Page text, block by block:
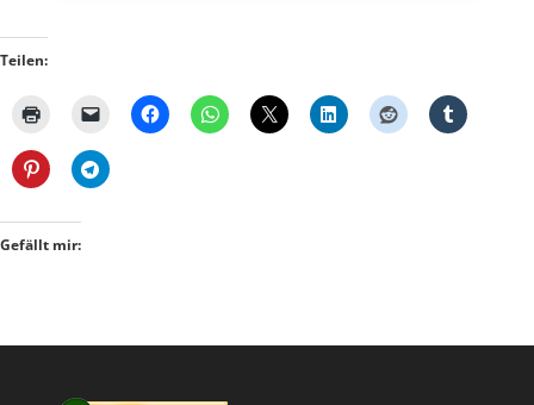
Teilen:
Gefällt mir: